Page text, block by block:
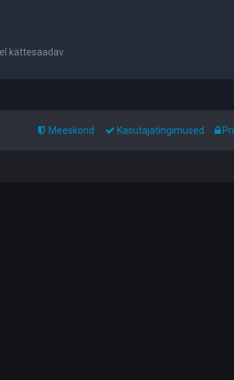
kättesaadav.
Kasutajatingimused
Meeskond